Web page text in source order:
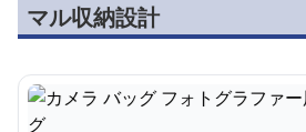
マル収納設計